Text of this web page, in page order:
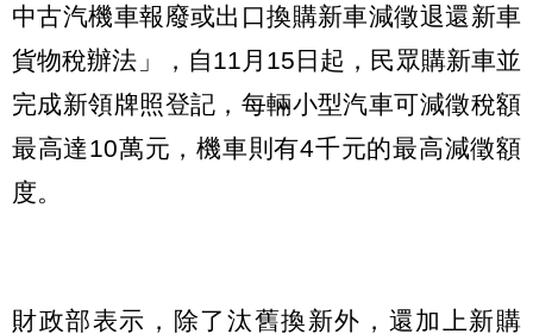
中古汽機車報廢或出口換購新車減徵退還新車
貨物稅辦法」，自11月15日起，民眾購新車並
完成新領牌照登記，每輛小型汽車可減徵稅額
最高達10萬元，機車則有4千元的最高減徵額
度。
財政部表示，除了汰舊換新外，還加上新購